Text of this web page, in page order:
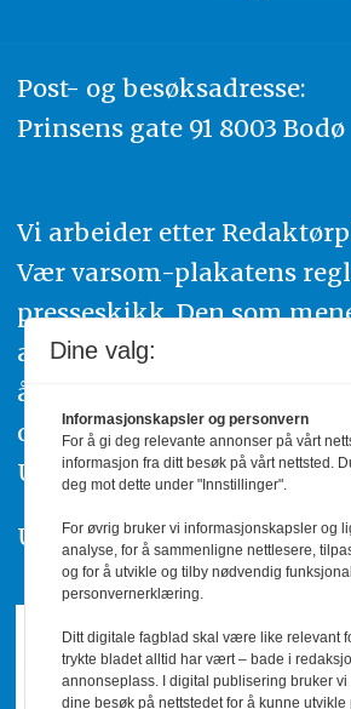
Post- og besøksadresse:
Prinsens gate 91 8003 Bodø
Vi arbeider etter
Vær varsom-plakatens
presseskikk. Den som
av urettmessig
å ta kontakt med
også klage inn saker til
Utvalg,www.pfu.no.
Utgiver: PBL
Dine valg:
Informasjonskapsler og personvern
For å gi deg relevante annonser på vårt
informasjon fra ditt besøk på vårt nettsted.
deg mot dette under "Innstillinger".
For øvrig bruker vi informasjonskapsler og
analyse, for å sammenligne nettlesere,
og for å utvikle og tilby nødvendig
personvernerklæring.
Ditt digitale fagblad skal være like relevant
trykte bladet alltid har vært – bade i
annonseplass. I digital publisering bruker
dine besøk på nettstedet for å kunne utvikle